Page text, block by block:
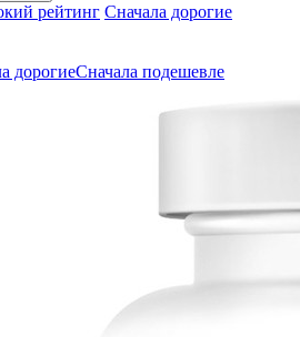
рейтинг Сначала дорогие
дорогиеСначала подешевле